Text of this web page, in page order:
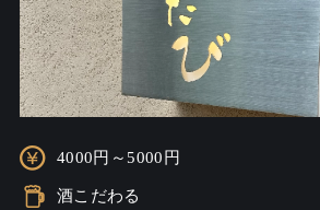
4000円～5000円
酒こだわる